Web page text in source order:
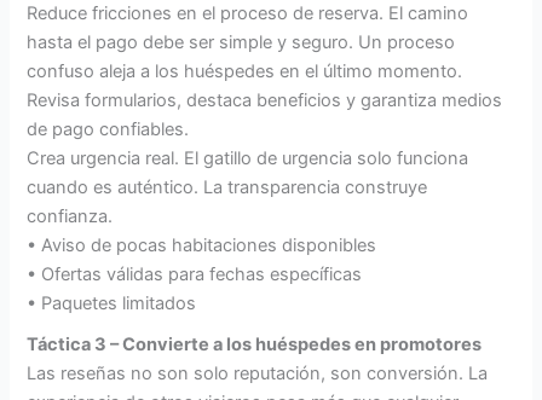
Reduce fricciones en el proceso de reserva. El camino
hasta el pago debe ser simple y seguro. Un proceso
confuso aleja a los huéspedes en el último momento.
Revisa formularios, destaca beneficios y garantiza medios
de pago confiables.
Crea urgencia real. El gatillo de urgencia solo funciona
cuando es auténtico. La transparencia construye
confianza.
• Aviso de pocas habitaciones disponibles
• Ofertas válidas para fechas específicas
• Paquetes limitados
Táctica 3 – Convierte a los huéspedes en promotores
Las reseñas no son solo reputación, son conversión. La